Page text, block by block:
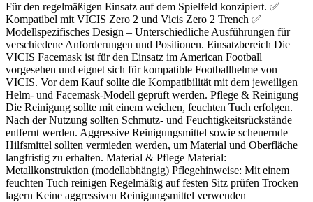
Für den regelmäßigen Einsatz auf dem Spielfeld konzipiert. ✅
Kompatibel mit VICIS Zero 2 und Vicis Zero 2 Trench ✅
Modellspezifisches Design – Unterschiedliche Ausführungen für
verschiedene Anforderungen und Positionen. Einsatzbereich Die
VICIS Facemask ist für den Einsatz im American Football
vorgesehen und eignet sich für kompatible Footballhelme von
VICIS. Vor dem Kauf sollte die Kompatibilität mit dem jeweiligen
Helm- und Facemask-Modell geprüft werden. Pflege & Reinigung
Die Reinigung sollte mit einem weichen, feuchten Tuch erfolgen.
Nach der Nutzung sollten Schmutz- und Feuchtigkeitsrückstände
entfernt werden. Aggressive Reinigungsmittel sowie scheuernde
Hilfsmittel sollten vermieden werden, um Material und Oberfläche
langfristig zu erhalten. Material & Pflege Material:
Metallkonstruktion (modellabhängig) Pflegehinweise: Mit einem
feuchten Tuch reinigen Regelmäßig auf festen Sitz prüfen Trocken
lagern Keine aggressiven Reinigungsmittel verwenden